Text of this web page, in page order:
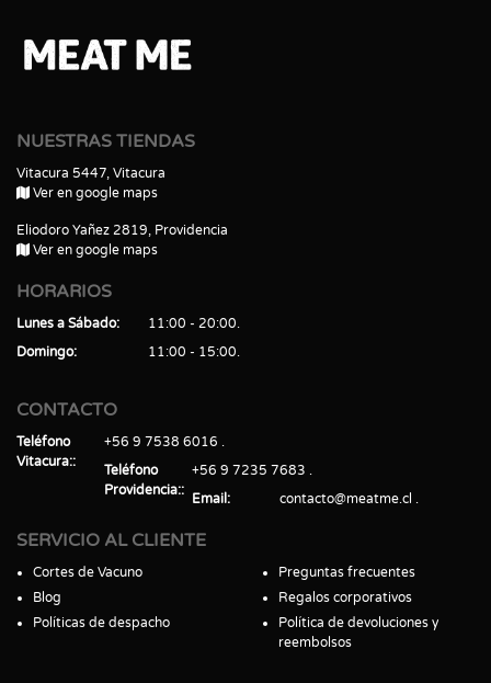
NUESTRAS TIENDAS
Vitacura 5447, Vitacura
Ver en google maps
Eliodoro Yañez 2819, Providencia
Ver en google maps
HORARIOS
Lunes a Sábado
11:00 - 20:00
Domingo
11:00 - 15:00
CONTACTO
Teléfono
Vitacura:
+56 9 7538 6016
Teléfono
Providencia:
+56 9 7235 7683
Email
contacto@meatme.cl
SERVICIO AL CLIENTE
Cortes de Vacuno
Blog
Políticas de despacho
Preguntas frecuentes
Regalos corporativos
Política de devoluciones y
reembolsos